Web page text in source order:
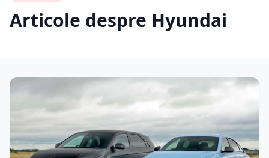
Articole despre Hyundai